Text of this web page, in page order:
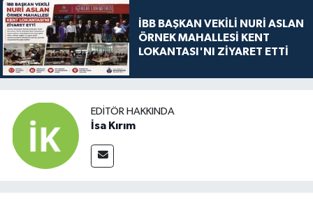
İBB BAŞKAN VEKİLİ NURİ ASLAN
ÖRNEK MAHALLESİ KENT
LOKANTASI'NI ZİYARET ETTİ
EDITÖR HAKKINDA
İsa Kırım